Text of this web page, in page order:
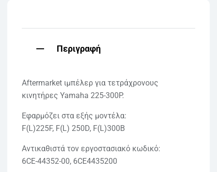
Περιγραφή
Aftermarket ιμπέλερ για τετράχρονους
κινητήρες Yamaha 225-300P.
Εφαρμόζει στα εξής μοντέλα:
F(L)225F, F(L) 250D, F(L)300B
Αντικαθιστά τον εργοστασιακό κωδικό:
6CE-44352-00, 6CE4435200